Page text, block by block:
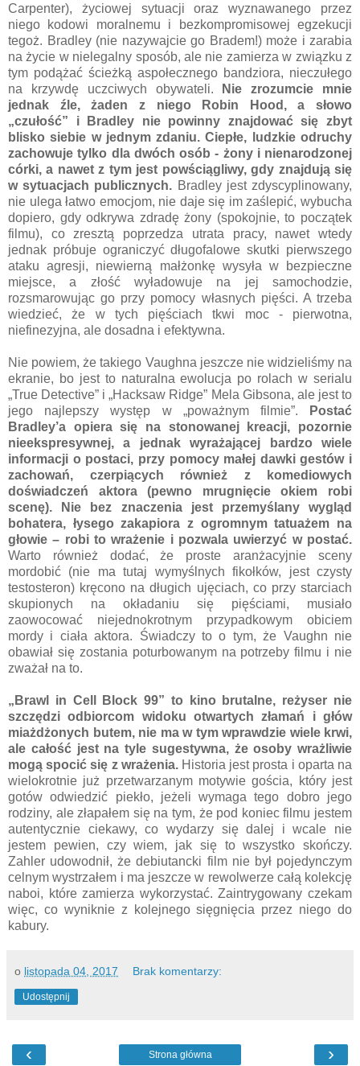
Carpenter), życiowej sytuacji oraz wyznawanego przez
niego kodowi moralnemu i bezkompromisowej egzekucji
tegoż. Bradley (nie nazywajcie go Bradem!) może i zarabia
na życie w nielegalny sposób, ale nie zamierza w związku z
tym podążać ścieżką aspołecznego bandziora, nieczułego
na krzywdę uczciwych obywateli.
Nie zrozumcie mnie
jednak źle, żaden z niego Robin Hood, a słowo
„czułość” i Bradley nie powinny znajdować się zbyt
blisko siebie w jednym zdaniu. Ciepłe, ludzkie odruchy
zachowuje tylko dla dwóch osób - żony i nienarodzonej
córki, a nawet z tym jest powściągliwy, gdy znajdują się
w sytuacjach publicznych. Bradley jest zdyscyplinowany,
nie ulega łatwo emocjom, nie daje się im zaślepić, wybucha
dopiero, gdy odkrywa zdradę żony (spokojnie, to początek
filmu), co zresztą poprzedza utrata pracy, nawet wtedy
jednak próbuje ograniczyć długofalowe skutki pierwszego
ataku agresji, niewierną małżonkę wysyła w bezpieczne
miejsce, a złość wyładowuje na jej samochodzie,
rozsmarowując go przy pomocy własnych pięści. A trzeba
wiedzieć, że w tych pięściach tkwi moc - pierwotna,
niefinezyjna, ale dosadna i efektywna.
Nie powiem, że takiego Vaughna jeszcze nie widzieliśmy na
ekranie, bo jest to naturalna ewolucja po rolach w serialu
„True Detective” i „Hacksaw Ridge” Mela Gibsona, ale jest to
jego najlepszy występ w „poważnym filmie”.
Postać
Bradley’a opiera się na stonowanej kreacji, pozornie
nieekspresywnej, a jednak wyrażającej bardzo wiele
informacji o postaci, przy pomocy małej dawki gestów i
zachowań, czerpiących również z komediowych
doświadczeń aktora (pewno mrugnięcie okiem robi
scenę). Nie bez znaczenia jest przemyślany wygląd
bohatera, łysego zakapiora z ogromnym tatuażem na
głowie – robi to wrażenie i pozwala uwierzyć w postać.
Warto również dodać, że proste aranżacyjnie sceny
mordobić (nie ma tutaj wymyślnych fikołków, jest czysty
testosteron) kręcono na długich ujęciach, co przy starciach
skupionych na okładaniu się pięściami, musiało
zaowocować niejednokrotnym przypadkowym obiciem
mordy i ciała aktora. Świadczy to o tym, że Vaughn nie
obawiał się zostania poturbowanym na potrzeby filmu i nie
zważał na to.
„Brawl in Cell Block 99” to kino brutalne, reżyser nie
szczędzi odbiorcom widoku otwartych złamań i głów
miażdżonych butem, nie ma w tym wprawdzie wiele krwi,
ale całość jest na tyle sugestywna, że osoby wrażliwie
mogą spocić się z wrażenia.Historia jest prosta i oparta na
wielokrotnie już przetwarzanym motywie gościa, który jest
gotów odwiedzić piekło, jeżeli wymaga tego dobro jego
rodziny, ale złapałem się na tym, że pod koniec filmu jestem
autentycznie ciekawy, co wydarzy się dalej i wcale nie
jestem pewien, czy wiem, jak się to wszystko skończy.
Zahler udowodnił, że debiutancki film nie był pojedynczym
celnym wystrzałem i ma jeszcze w rewolwerze całą kolekcję
naboi, które zamierza wykorzystać. Zaintrygowany czekam
więc, co wyniknie z kolejnego sięgnięcia przez niego do
kabury.
o listopada 04, 2017 Brak komentarzy:
Udostępnij
‹ ›
Strona główna